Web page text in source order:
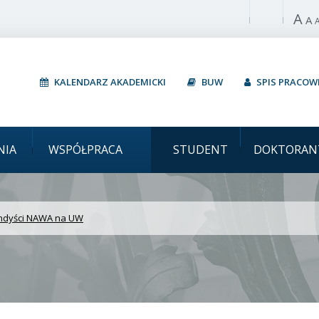
Włącz A A
KALENDARZ AKADEMICKI BUW SPIS
WSPÓŁPRACA STUDENT
Warszawski
NAWA na UW